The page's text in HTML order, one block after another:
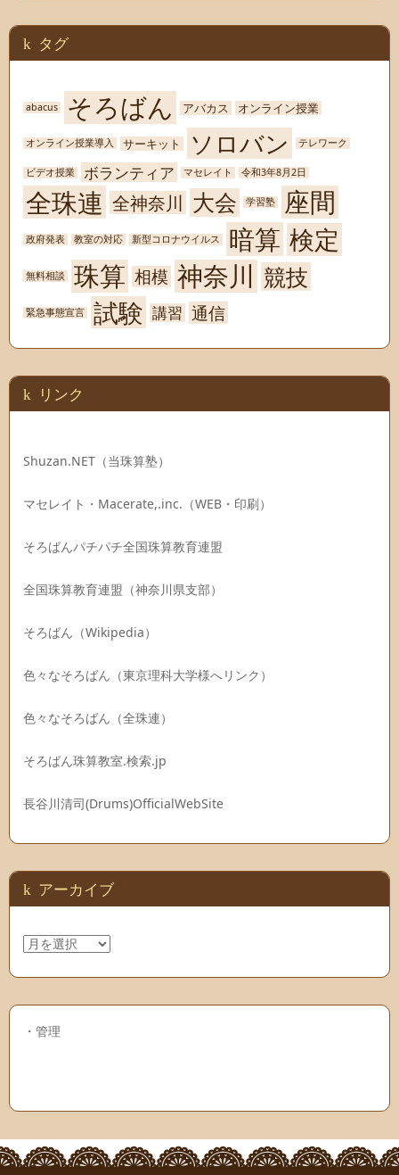
タグ
abacus そろばん アバカス オンライン授業
オンライン授業導入 サーキット ソロバン テレワーク
ビデオ授業 ボランティア マセレイト 令和3年8月2日
全珠連 全神奈川 大会 学習塾 座間
政府発表 教室の対応 新型コロナウイルス 暗算 検定
無料相談 珠算 相模 神奈川 競技
緊急事態宣言 試験 講習 通信
リンク
Shuzan.NET（当珠算塾）
マセレイト・Macerate,.inc.（WEB・印刷）
そろばんパチパチ全国珠算教育連盟
全国珠算教育連盟（神奈川県支部）
そろばん（Wikipedia）
色々なそろばん（東京理科大学様へリンク）
色々なそろばん（全珠連）
そろばん珠算教室.検索.jp
長谷川清司(Drums)OfficialWebSite
アーカイブ
ア
ー
カ
ブ
・ 管理